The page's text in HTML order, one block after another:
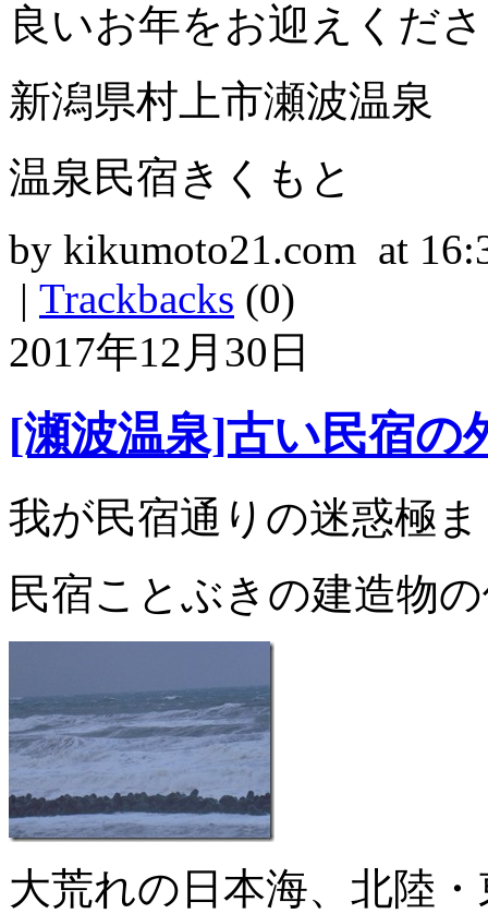
良いお年をお迎えくだ
新潟県村上市瀬波温泉
温泉民宿きくもと
by kikumoto21.com at
| Trackbacks (0)
2017年12月30日
[瀬波温泉]古い民宿の
我が民宿通りの迷惑極
民宿ことぶきの建造物
大荒れの日本海、北陸